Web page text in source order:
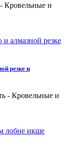
- Кровельные и
резке и
- Кровельные и